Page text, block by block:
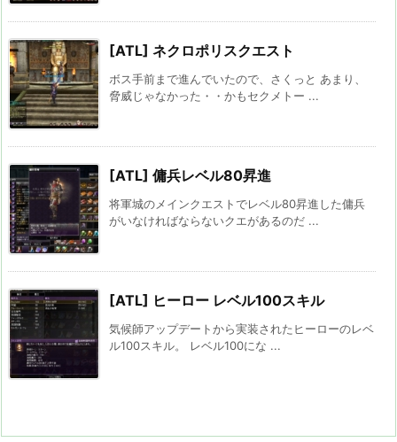
[ATL] ネクロポリスクエスト
ボス手前まで進んでいたので、さくっと あまり、
脅威じゃなかった・・かもセクメトー ...
[ATL] 傭兵レベル80昇進
将軍城のメインクエストでレベル80昇進した傭兵
がいなければならないクエがあるのだ ...
[ATL] ヒーロー レベル100スキル
気候師アップデートから実装されたヒーローのレベ
ル100スキル。 レベル100にな ...